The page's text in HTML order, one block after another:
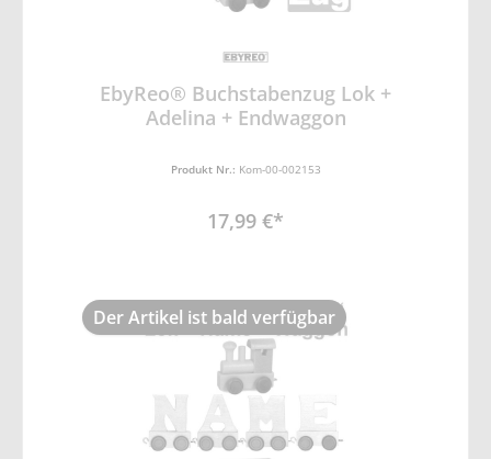
EbyReo® Buchstabenzug Lok +
Adelina + Endwaggon
Produkt Nr.: Kom-00-002153
17,99 €*
Der Artikel ist bald verfügbar